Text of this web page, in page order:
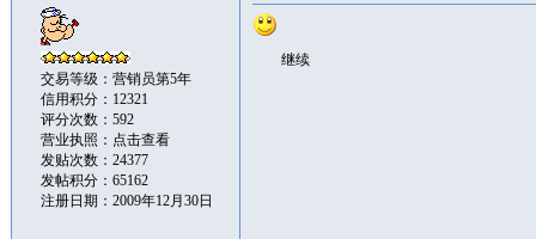
交易等级：营销员第5年
信用积分：12321
评分次数：592
营业执照： 点击查看
发贴次数：24377
发帖积分：65162
注册日期：2009年12月30日
继续